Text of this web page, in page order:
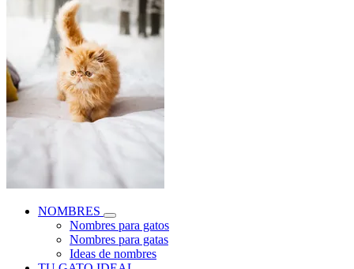
NOMBRES
Nombres para gatos
Nombres para gatas
Ideas de nombres